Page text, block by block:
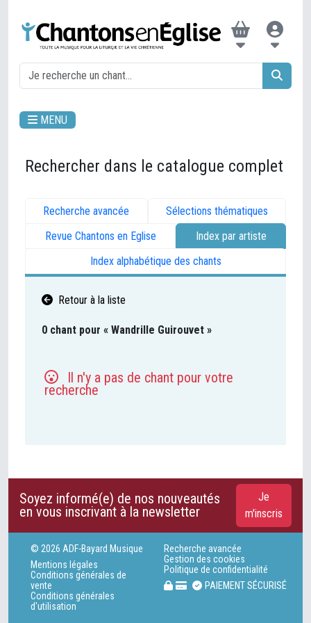
MENU
Rechercher dans le catalogue complet
Recherche avancée
Sélections thématiques
Revue Chantons en Eglise
Index par artiste
Index alphabétique des chants
Retour à la liste
0 chant pour « Wandrille Guirouvet »
Il n'y a pas de chant pour votre
recherche
Soyez informé(e) de nos nouveautés
en vous inscrivant à la newsletter
Je
m'inscris
© 2026 ADF-Bayard Musique
Mentions légales
Conditions générales de
vente
Conditions générales
d'utilisation
Recherche avancée
Gestion des cookies
Politique de confidentialité
PAIEMENT SÉCURISÉ